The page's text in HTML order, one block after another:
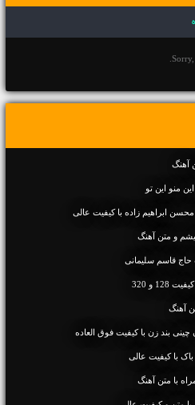
آهنگ
منو این تو
ابراهیم زاده با کیفیت عالی
و متن آهنگ
حاج قاسم سلیمانی
و 320
آهنگ
بند زن با کیفیت فوق العاده
با کیفیت عالی
با متن آهنگ